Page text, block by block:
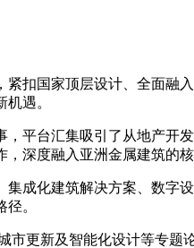
扣国家顶层设计、 全面融入
遇。
，平台汇集吸引了从地产开
深度融入亚洲金属建筑的核
集成化建筑解决方案、 数字
。
市更新及智能化设计等专题